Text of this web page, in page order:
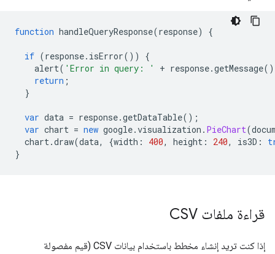
function handleQueryResponse(response) {
if (response. isError())
{
alert( 'Error in query: ' + response.getMessage()
return ;
}
var data = response.getDataTable();
var chart = new google.visualization . PieChart(
chart.draw(data, {width : 400, height : 240, is3D :
}
قراءة ملفات CSV
إذا كنت تريد إنشاء مخطط باستخدام بيانات CSV (قيم مفصولة